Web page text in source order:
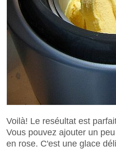
Voilà! Le reséultat est
Vous pouvez ajouter un
en rose. C'est une glace